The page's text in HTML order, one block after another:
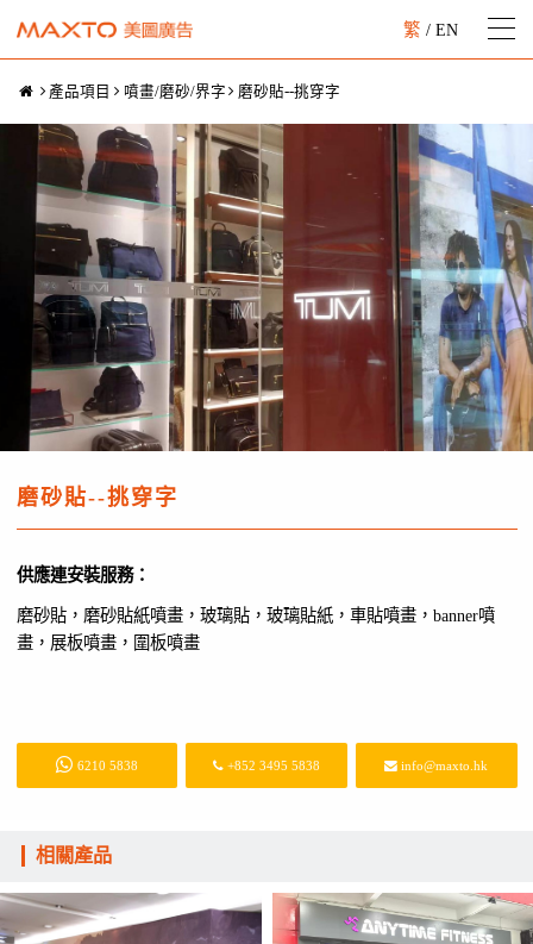
繁 / EN
產品項目 噴畫/磨砂/界字 磨砂貼--挑穿字
磨砂貼--挑穿字
供應連安裝服務：
磨砂貼，磨砂貼紙噴畫，玻璃貼，玻璃貼紙，車貼噴畫，banner噴
畫，展板噴畫，圍板噴畫
6210 5838 +852 3495 5838 info@maxto.hk
相關產品